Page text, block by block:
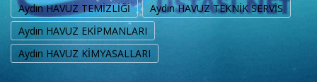
Aydın HAVUZ TEMİZLİĞİ
Aydın HAVUZ TEKNİK SERVİS
Aydın HAVUZ EKİPMANLARI
Aydın HAVUZ KİMYASALLARI